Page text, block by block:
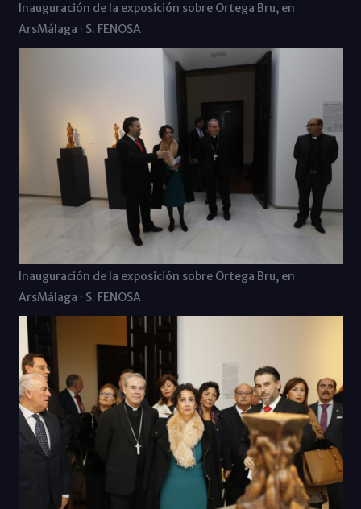
Inauguración de la exposición sobre Ortega Bru, en
ArsMálaga · S. FENOSA
Inauguración de la exposición sobre Ortega Bru, en
ArsMálaga · S. FENOSA